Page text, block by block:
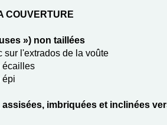
COUVERTURE
») non taillées
sur l'extrados de la voûte
écailles
épi
assisées, imbriquées et inclinées